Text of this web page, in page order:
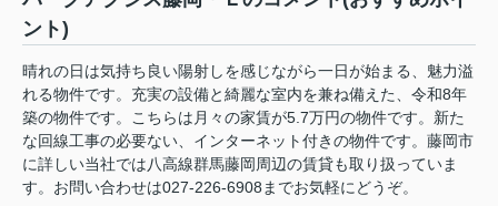
ント)
晴れの日は気持ち良い陽射しを感じながら一日が始まる、魅力溢
れる物件です。充実の設備と綺麗な室内を兼ね備えた、令和8年
築の物件です。こちらは月々の家賃が5.7万円の物件です。新た
な回線工事の必要ない、インターネット付きの物件です。藤岡市
に詳しい当社では八高線群馬藤岡周辺の賃貸も取り扱っていま
す。お問い合わせは027-226-6908までお気軽にどうぞ。